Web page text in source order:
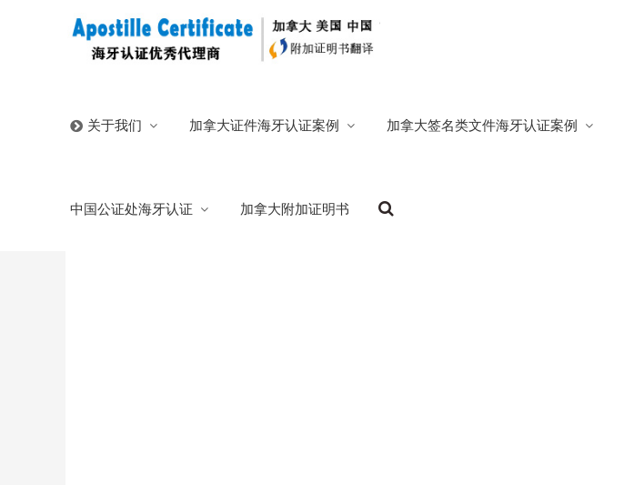
关于我们 加拿大证件海牙认证案例 加拿大签名类文件海牙认证案例
中国公证处海牙认证 加拿大附加证明书
2025/02/26 分类: 中国结婚证在加拿大翻译公证 官方博客